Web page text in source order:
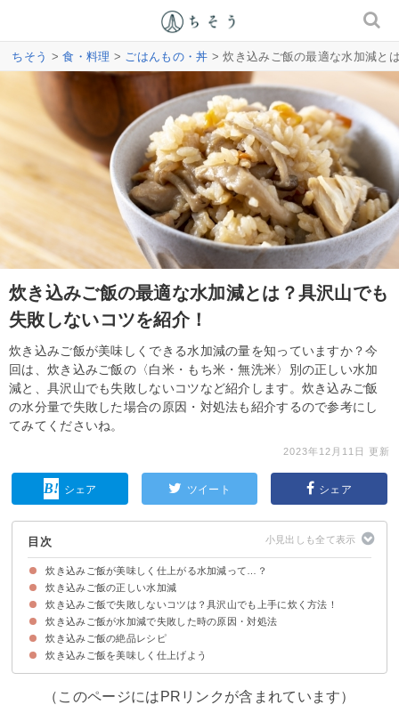
ちそう >食・料理 > ごはんもの・丼 > 炊き込みご飯の最適な水加減と
炊き込みご飯の最適な水加減とは？具沢山でも
失敗しないコツを紹介！
炊き込みご飯が美味しくできる水加減の量を知っていますか？今
回は、炊き込みご飯の〈白米・もち米・無洗米〉別の正しい水加
減と、具沢山でも失敗しないコツなど紹介します。炊き込みご飯
の水分量で失敗した場合の原因・対処法も紹介するので参考にし
てみてくださいね。
2023年12月11日 更新
シェア ツイート シェア
目次
炊き込みご飯が美味しく仕上がる水加減って…？
炊き込みご飯の正しい水加減
「通常の炊飯の水分量」と「水と調味料の合計量」を同じにするのがポイン
ト
もち米と白米を混ぜて炊く場合の水分量
無洗米の場合は水分量を少し多めにする
炊き込みご飯で失敗しないコツは？具沢山でも上手に炊く方法！
①具材とご飯合わせて炊飯器の6割程度の量に抑える
②水分量の多い具材を沢山使う場合は水分量を少し減らす
③お米を十分に浸水させる
④調味料は最初に、具材は最後に入れる
⑤火の通りにくい具材は小さくカットする
⑥材料・調味料を入れたらすぐに炊く
⑦炊き込みご飯を長時間保温・放置しない
炊き込みご飯が水加減で失敗した時の原因・対処法
①ボソボソしている場合
②水っぽい・ベチャッとしてる場合
③味が濃すぎる場合
炊き込みご飯の絶品レシピ
①鶏肉と根菜の炊き込みご飯
②中華おこわ
③タコとしょうがの炊き込みご飯
炊き込みご飯を美味しく仕上げよう
（このページにはPRリンクが含まれています）